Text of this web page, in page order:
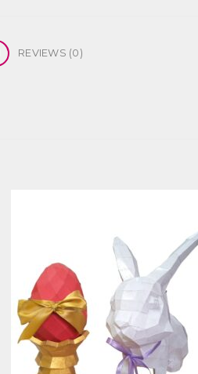
REVIEWS (0)
в список
желаний